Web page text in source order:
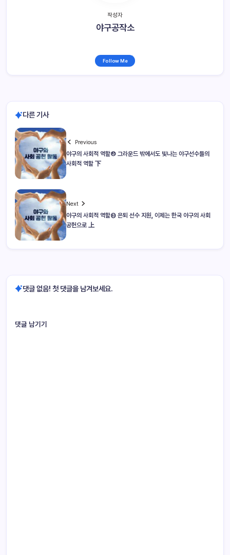
작성자
야구공작소
Follow Me
다른 기사
Previous
야구의 사회적 역할⑫ 그라운드 밖에서도 빛나는 야구선수들의
사회적 역할 下
Next
야구의 사회적 역할⑬ 은퇴 선수 지원, 이제는 한국 야구의 사회
공헌으로 上
댓글 없음! 첫 댓글을 남겨보세요.
댓글 남기기